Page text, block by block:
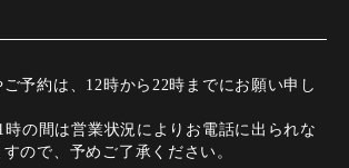
予約は、12時から22時までにお願い申し
時の間は営業状況によりお電話に出られな
ので、予めご了承ください。